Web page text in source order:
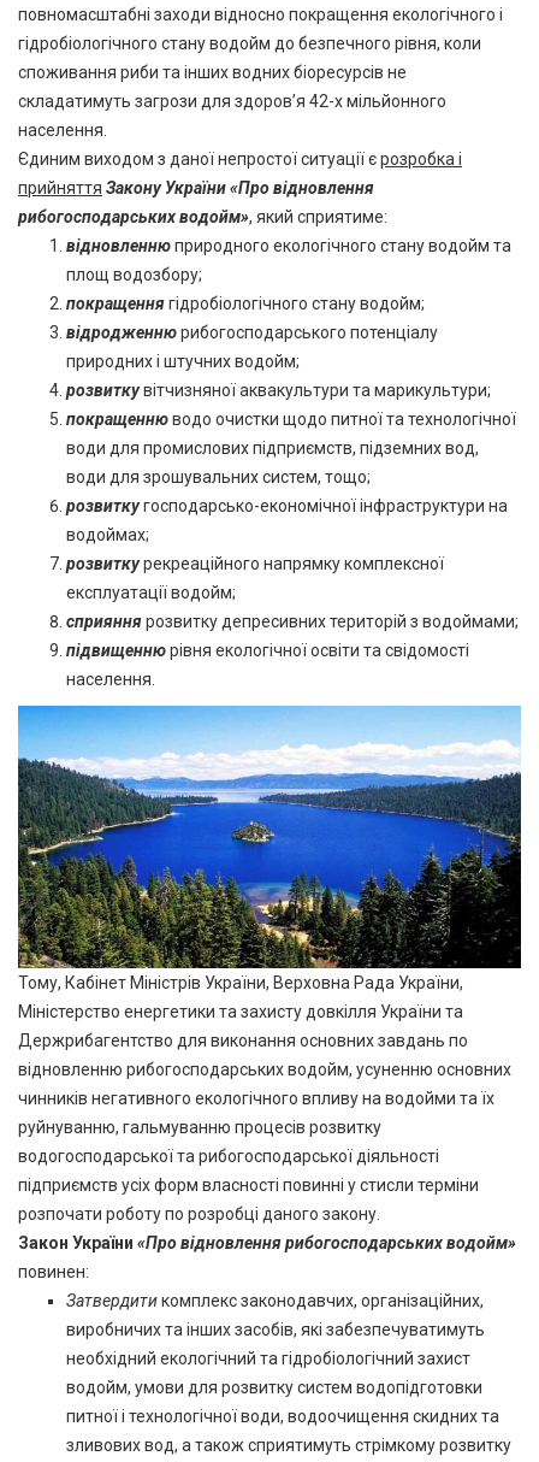
повномасштабні заходи відносно покращення екологічного і
гідробіологічного стану водойм до безпечного рівня, коли
споживання риби та інших водних біоресурсів не
складатимуть загрози для здоров’я 42-х мільйонного
населення.
Єдиним виходом з даної непростої ситуації єрозробка і
прийняття Закону України«Про відновлення
рибогосподарських водойм», який сприятиме:
відновленнюприродного екологічного стану водойм та
площ водозбору;
покращеннягідробіологічного стану водойм;
відродженнюрибогосподарського потенціалу
природних і штучних водойм;
розвиткувітчизняної аквакультури та марикультури;
покращеннюводо очистки щодо питної та технологічної
води для промислових підприємств, підземних вод,
води для зрошувальних систем, тощо;
розвиткугосподарсько-економічної інфраструктури на
водоймах;
розвиткурекреаційного напрямку комплексної
експлуатації водойм;
сприяннярозвитку депресивних територій з водоймами;
підвищеннюрівня екологічної освіти та свідомості
населення.
Тому, Кабінет Міністрів України, Верховна Рада України,
Міністерство енергетики та захисту довкілля України та
Держрибагентство для виконання основних завдань по
відновленню рибогосподарських водойм, усуненню основних
чинників негативного екологічного впливу на водойми та їх
руйнуванню, гальмуванню процесів розвитку
водогосподарської та рибогосподарської діяльності
підприємств усіх форм власності повинні у стисли терміни
розпочати роботу по розробці даного закону.
Закон України «Про відновлення рибогосподарських водойм»
повинен:
Затвердитикомплекс законодавчих, організаційних,
виробничих та інших засобів, які забезпечуватимуть
необхідний екологічний та гідробіологічний захист
водойм, умови для розвитку систем водопідготовки
питної і технологічної води, водоочищення скидних та
зливових вод, а також сприятимуть стрімкому розвитку